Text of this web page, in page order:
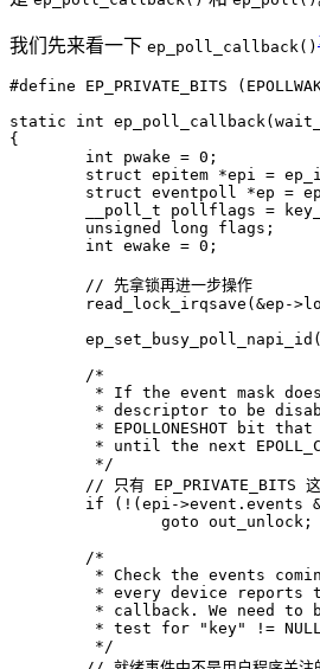
我们先来看一下 ep_poll_callback()
static int ep_poll_callback(
{
int
pwake = 0 ;
struct epitem *epi =
struct eventpoll *ep =
__poll_t
pollflags =
unsigned
long flags ;
int ewake = 0 ;
read_lock_irqsave ( &ep ->
ep_set_busy_poll_napi_id (
	 */
if ( ! ( epi ->event . events
goto out_unlock ;
	 */